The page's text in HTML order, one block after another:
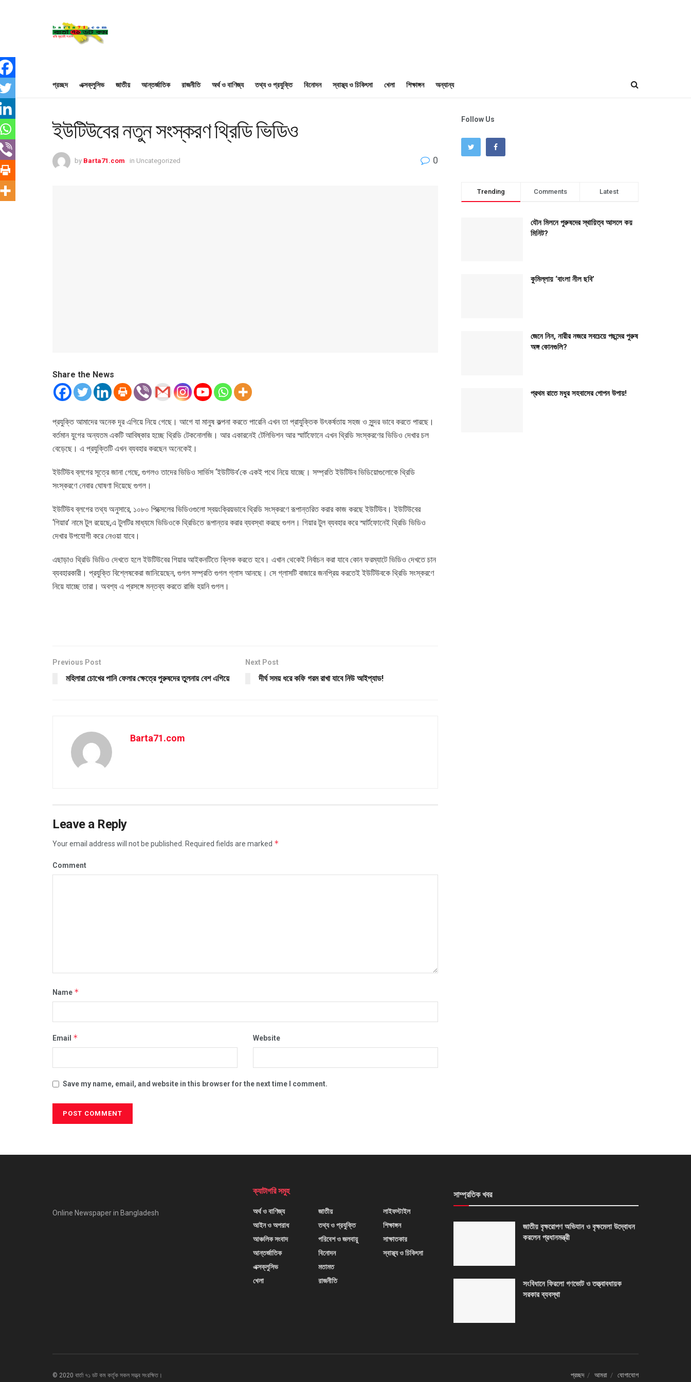
প্রচ্ছদ এক্সক্লুসিভ জাতীয় আন্তর্জাতিক রাজনীতি অর্থ ও বাণিজ্য তথ্য ও প্রযুক্তি বিনোদন স্বাস্থ্য ও চিকিৎসা খেলা শিক্ষাঙ্গন অন্যান্য
ইউটিউবের নতুন সংস্করণ থ্রিডি ভিডিও
by Barta71.com in Uncategorized 0
Share the News
প্রযুক্তি আমাদের অনেক দূর এগিয়ে নিয়ে গেছে। আগে যা মানুষ কল্পনা করতে পারেনি এখন তা প্রাযুক্তিক উৎকর্ষতায় সহজ ও সুন্দর ভাবে করতে পারছে।
বর্তমান যুগের অন্যতম একটি আবিষ্কার হচ্ছে থ্রিডি টেকনোলজি। আর একারনেই টেলিভিশন আর স্মার্টফোনে এখন থ্রিডি সংস্করণের ভিডিও দেখার চল
বেড়েছে। এ প্রযুক্তিটি এখন ব্যবহার করছেন অনেকেই।
ইউটিউব ব্লগের সূত্রে জানা গেছে, গুগলও তাদের ভিডিও সার্ভিস ‘ইউটিউব’কে একই পথে নিয়ে যাচ্ছে। সম্প্রতি ইউটিউব ভিডিয়োগুলোকে থ্রিডি
সংস্করণে নেবার ঘোষণা দিয়েছে গুগল।
ইউটিউব ব্লগের তথ্য অনুসারে, ১০৮০ পিক্সেলের ভিডিওগুলো স্বয়ংক্রিয়ভাবে থ্রিডি সংস্করণে রূপান্তরিত করার কাজ করছে ইউটিউব। ইউটিউবের
‘গিয়ার’ নামে টুল রয়েছে,এ টুলটির মাধ্যমে ভিডিওকে থ্রিডিতে রূপান্তর করার ব্যবস্থা করছে গুগল। গিয়ার টুল ব্যবহার করে স্মার্টফোনেই থ্রিডি ভিডিও
দেখার উপযোগী করে নেওয়া যাবে।
এছাড়াও থ্রিডি ভিডিও দেখতে হলে ইউটিউবের গিয়ার আইকনটিতে ক্লিক করতে হবে। এখান থেকেই নির্বাচন করা যাবে কোন ফরম্যাটে ভিডিও দেখতে চান
ব্যবহারকারী। প্রযুক্তি বিশ্লেষকেরা জানিয়েছেন, গুগল সম্প্রতি গুগল গ্লাস আনছে। সে গ্লাসটি বাজারে জনপ্রিয় করতেই ইউটিউবকে থ্রিডি সংস্করণে
নিয়ে যাচ্ছে তারা। অবশ্য এ প্রসঙ্গে মন্তব্য করতে রাজি হয়নি গুগল।
Previous Post
মহিলারা চোখের পানি ফেলার ক্ষেত্রে পুরুষদের তুলনায় বেশ এগিয়ে
Next Post
দীর্ঘ সময় ধরে কফি গরম রাখা যাবে নিউ আইপ্যাড!
Barta71.com
Leave a Reply
Your email address will not be published. Required fields are marked *
Comment
Name *
Email * Website
Save my name, email, and website in this browser for the next time I comment.
Follow Us
Trending Comments Latest
যৌন মিলনে পুরুষদের স্থায়িত্ব আসলে কয়
মিনিট?
কুমিল্লায় ‘বাংলা নীল ছবি’
জেনে নিন, নারীর নজরে সবচেয়ে পছন্দের পুরুষ
অঙ্গ কোনগুলি?
প্রথম রাতে মধুর সহবাসের গোপন উপায়!
Online Newspaper in Bangladesh
ক্যাটাগরি সমুহ
অর্থ ও বাণিজ্য
আইন ও অপরাধ
আঞ্চলিক সংবাদ
আন্তর্জাতিক
এক্সক্লুসিভ
খেলা
জাতীয়
তথ্য ও প্রযুক্তি
পরিবেশ ও জলবায়ু
বিনোদন
মতামত
রাজনীতি
লাইফস্টাইল
শিক্ষাঙ্গন
সাক্ষাতকার
স্বাস্থ্য ও চিকিৎসা
সাম্প্রতিক খবর
জাতীয় বৃক্ষরোপণ অভিযান ও বৃক্ষমেলা উদ্বোধন
করলেন প্রধানমন্ত্রী
সংবিধানে ফিরলো গণভোট ও তত্ত্বাবধায়ক
সরকার ব্যবস্থা
প্রচ্ছদ আমরা যোগাযোগ
© 2020 বার্তা ৭১ ডট কম কর্তৃক সকল সত্ত্ব সংরক্ষিত।